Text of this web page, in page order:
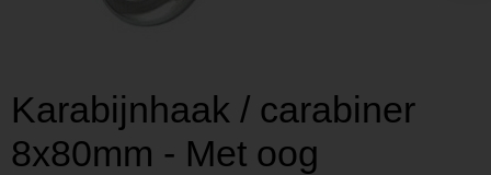
Karabijnhaak / carabiner
8x80mm - Met oog